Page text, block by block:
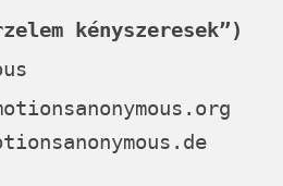
kényszeresek”)